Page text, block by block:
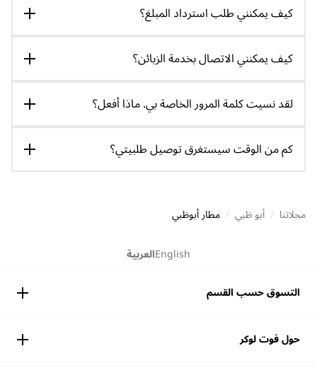
كيف يمكنني طلب استرداد المبلغ؟
كيف يمكنني الاتصال بخدمة الزبائن؟
لقد نسيت كلمة المرور الخاصة بي. ماذا أفعل؟
كم من الوقت سيستغرق توصيل طلبيتي؟
محلاتنا / أبو ظبي / مطار أبوظبي
Englishالعربية
التسوق حسب القسم
حول فوت لوكر